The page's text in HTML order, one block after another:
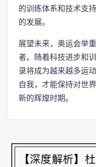
的训练体系和技术支
的发展。
展望未来，奥运会举
者。随着科技进步和
录将成为越来越多运
自我，才能保持对世
新的辉煌时期。